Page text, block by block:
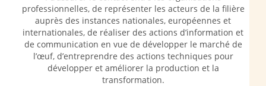
professionnelles, de représenter les acteurs de la filière
auprès des instances nationales, européennes et
internationales, de réaliser des actions d’information et
de communication en vue de développer le marché de
l’œuf, d’entreprendre des actions techniques pour
développer et améliorer la production et la
transformation.